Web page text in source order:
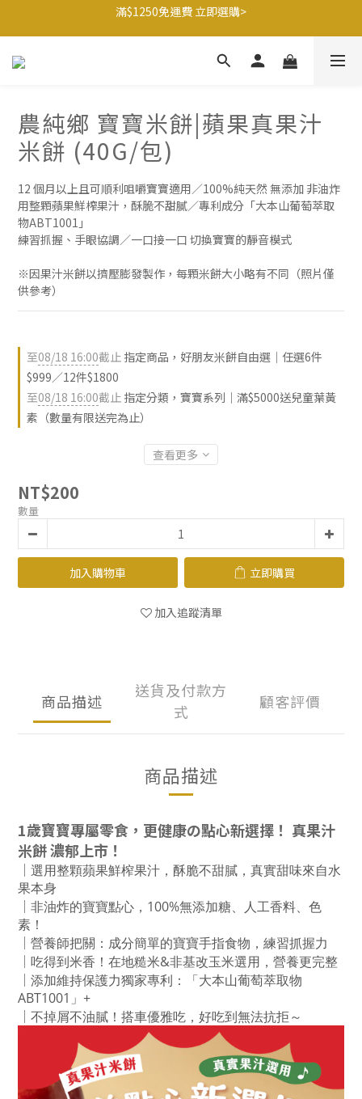
滿$1250免運費 立即選購>
父親節送健康 禮盒$1080起 >
🍊橘子姐姐 香蕉哥哥🍌聯名益生菌77折起 ＞
農純鄉 寶寶米餅|蘋果真果汁
米餅 (40G/包)
12 個月以上且可順利咀嚼寶寶適用／100%純天然 無添加 非油炸
用整顆蘋果鮮榨果汁，酥脆不甜膩／專利成分「大本山葡萄萃取
物ABT1001」
練習抓握、手眼協調／一口接一口 切換寶寶的靜音模式
※因果汁米餅以擠壓膨發製作，每顆米餅大小略有不同（照片僅
供參考）
至08/18 16:00截止 指定商品，好朋友米餅自由選｜任選6件
$999／12件$1800
至08/18 16:00截止 指定分類，寶寶系列｜滿$5000送兒童葉黃
素（數量有限送完為止）
查看更多
NT$200
數量
加入購物車 立即購買
加入追蹤清單
商品描述
送貨及付款方
式
顧客評價
商品描述
1歲寶寶專屬零食，更健康の點心新選擇！ 真果汁
米餅 濃郁上市 ！
｜ 選用整顆蘋果鮮榨果汁，酥脆不甜膩，真實甜味來自水
果本身
｜ 非油炸的寶寶點心，100%無添加糖、人工香料、色
素！
｜ 營養師把關：成分簡單的寶寶手指食物，練習抓握力
｜ 吃得到米香！在地糙米&非基改玉米選用，營養更完整
｜ 添加維持保護力獨家專利：「大本山葡萄萃取物
ABT1001」 +
｜ 不掉屑不油膩！搭車優雅吃，好吃到無法抗拒～